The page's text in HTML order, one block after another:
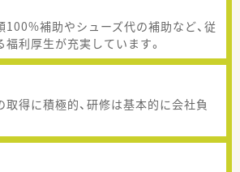
100%補助やシューズ代の補助など、従
利厚生が充実しています。
得に積極的、研修は基本的に会社負